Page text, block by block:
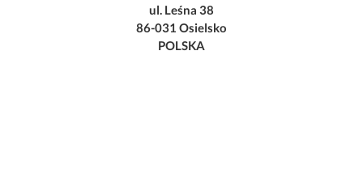
ul. Leśna 38
86-031 Osielsko
POLSKA